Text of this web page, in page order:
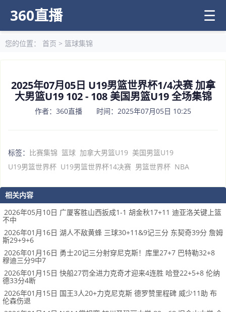
360直播 ☰
您的位置： 首页 > 篮球集锦
2025年07月05日 U19男篮世界杯1/4决赛 加拿
大男篮U19 102 - 108 美国男篮U19 全场集锦
作者：360直播 时间：2025年07月05日 10:25
标签： 比赛集锦 篮球 加拿大男篮U19 美国男篮U19
U19男篮世界杯 U19男篮世界杯14决赛 男篮世界杯 NBA
相关内容
2026年05月10日 广厦客胜山西扳成1-1 胡金秋17+11 迪亚洛关键上篮
不中
2026年01月16日 湖人不敌黄蜂 三球30+11&9记三分 东契奇39分 詹姆
斯29+9+6
2026年01月16日 勇士20记三分射穿尼克斯！库里27+7 巴特勒32+8
穆迪三分9中7
2026年01月15日 快船27罚全进力克奇才迎来4连胜 哈登22+5+8 伦纳
德33分4断
2026年01月15日 国王3人20+力克尼克斯 德罗赞里程碑 威少11助 布
伦森伤退